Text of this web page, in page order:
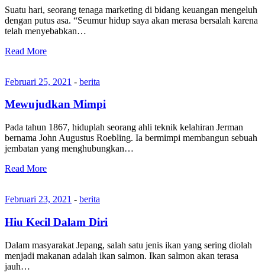
Suatu hari, seorang tenaga marketing di bidang keuangan mengeluh
dengan putus asa. “Seumur hidup saya akan merasa bersalah karena
telah menyebabkan…
Read More
Februari 25, 2021 - berita
Mewujudkan Mimpi
Pada tahun 1867, hiduplah seorang ahli teknik kelahiran Jerman
bernama John Augustus Roebling. Ia bermimpi membangun sebuah
jembatan yang menghubungkan…
Read More
Februari 23, 2021 - berita
Hiu Kecil Dalam Diri
Dalam masyarakat Jepang, salah satu jenis ikan yang sering diolah
menjadi makanan adalah ikan salmon. Ikan salmon akan terasa
jauh…